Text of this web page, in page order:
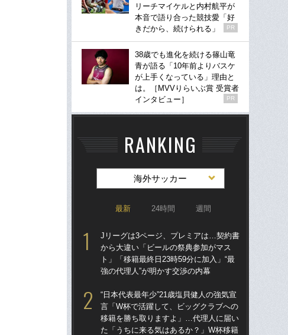
リーチマイケルと内村航平が
本音で語り合った競技愛「好
きだから、続けられる」
PR
38歳でも進化を続ける篠山竜
青が語る「10年前よりバスケ
が上手くなっている」理由と
は。［MVVりらいぶ賞 受賞者
インタビュー］
PR
RANKING
海外サッカー
最新 24時間 週間
Jリーグは3ページ、プレミアは…契約書
から大違い「ビールの祭典参加がマス
ト」「移籍最終日23時59分に加入」“最
強の代理人”が明かす交渉の内幕
“日本代表最年少”21歳塩貝健人の強気宣
言「W杯で活躍して、ビッグクラブへの
移籍を勝ち取りますよ」…代理人に届い
た「うちに来る気はあるか？」W杯移籍